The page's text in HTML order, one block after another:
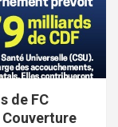
de FC